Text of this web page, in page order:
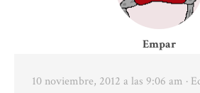
Empar
10 noviembre, 2012 a las 9:06 am ·